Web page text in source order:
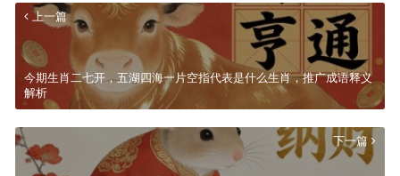
上一篇
今期生肖二七开，五湖四海一片空指代表是什么生肖，推广成语释义
解析
下一篇